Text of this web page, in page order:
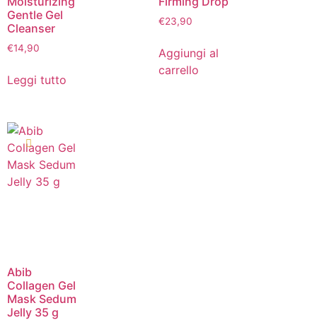
Gentle Gel
Cleanser
€14,90
Leggi tutto
€23,90
Aggiungi al
carrello
Abib
Collagen Gel
Mask Sedum
Jelly 35 g